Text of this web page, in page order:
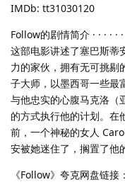
IMDb: tt31030120
Follow的剧情简介 · · · · · ·
这部电影讲述了塞巴斯蒂
力的家伙，拥有无可挑剔
子大师，以墨西哥一些最
与他忠实的心腹马克洛（
的方式执行他的计划。在
前，一个神秘的女人
安被她迷住了，搁置了他
《Follow》夸克网盘链接：